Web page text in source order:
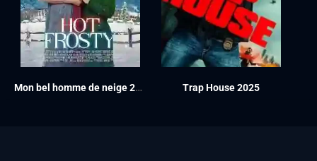
Mon bel homme de neige 2024 Trap House 2025